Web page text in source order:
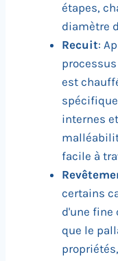
étapes,
diamètre
Recuit:
est
internes
facile à
certains
d'une fine
que le